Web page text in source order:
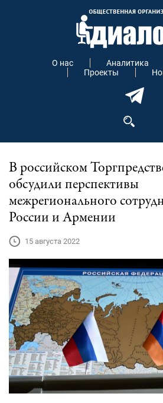
О нас Аналитика
Проекты
В российском
обсудили перспективы
межрегионального
России и Армении
15 августа 2022